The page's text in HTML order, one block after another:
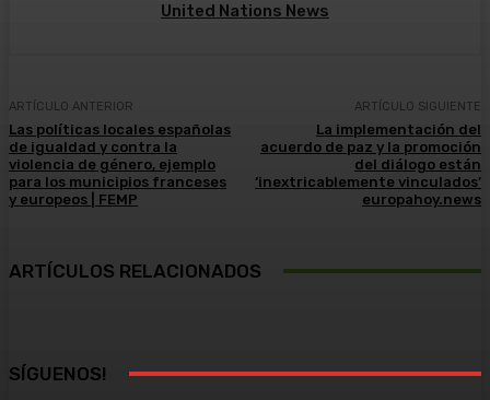
United Nations News
ARTÍCULO ANTERIOR
Las políticas locales españolas
de igualdad y contra la
violencia de género, ejemplo
para los municipios franceses
y europeos | FEMP
ARTÍCULO SIGUIENTE
La implementación del
acuerdo de paz y la promoción
del diálogo están
‘inextricablemente vinculados’
europahoy.news
ARTÍCULOS RELACIONADOS
SÍGUENOS!